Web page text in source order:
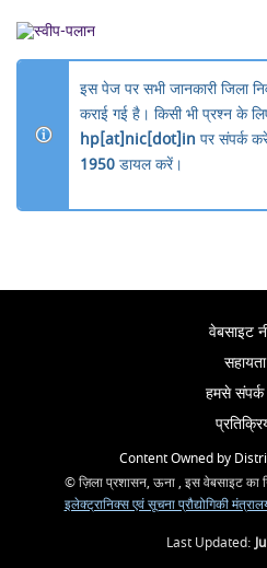
इस पेज पर सभी जानकारी जिला
कराई गई है। किसी भी प्रश्न के
hp[at]nic[dot]in पर संपर्क
1950डायल करें।
वेबसाइट
सहायता
हमसे
Content Owned by
© ज़िला प्रशासन, ऊना , इस वेबसाइट का
इलेक्ट्रानिक्स एवं सूचना प्रौद्योगिकी
Last Updated: